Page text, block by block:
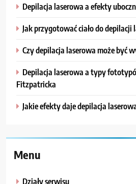
Depilacja laserowa a efekty
Jak przygotować ciało do depilacji
Czy depilacja laserowa może być
Depilacja laserowa a typy
Fitzpatricka
Jakie efekty daje depilacja
Menu
Działy serwisu